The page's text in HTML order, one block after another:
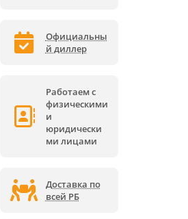
Официальны
й диллер
Работаем с
физическими
и
юридически
ми лицами
Доставка по
всей РБ